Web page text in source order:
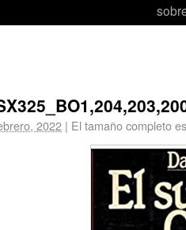
2022 | El tamaño completo